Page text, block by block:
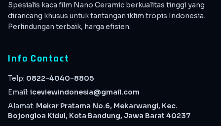
Spesialis kaca film Nano Ceramic berkualitas tinggi yang
dirancang khusus untuk tantangan iklim tropis Indonesia.
Perlindungan terbaik, harga efisien.
Info Contact
Telp: 0822-4040-8805
Email: iceviewindonesia@gmail.com
Alamat: Mekar Pratama No.6, Mekarwangi, Kec.
Bojongloa Kidul, Kota Bandung, Jawa Barat 40237